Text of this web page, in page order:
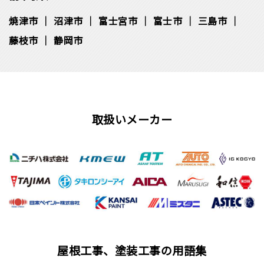
焼津市 沼津市 富士宮市 富士市
三島市
藤枝市
静岡市
取扱いメーカー
屋根工事、塗装工事の用語集